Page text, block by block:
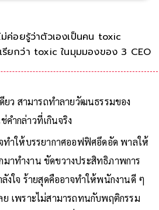
อยรู้ว่าตัวเองเป็นคน toxic
ยกว่า toxic ในมุมมองของ 3 CEO
ว สามารถทำลายวัฒนธรรมของ
คำกล่าวที่เกินจริง
ทำให้บรรยากาศออฟฟิศอึดอัด พาลให้
าทำงาน ขัดขวางประสิทธิภาพการ
งใจ ร้ายสุดคืออาจทำให้พนักงานดี ๆ
ย เพราะไม่สามารถทนกับพฤติกรรม